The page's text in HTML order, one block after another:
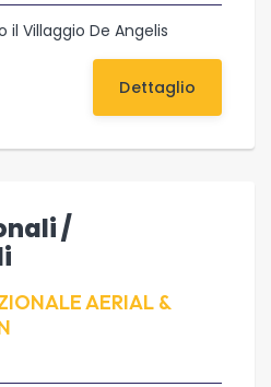
il Villaggio De Angelis
Dettaglio
/
AERIAL &